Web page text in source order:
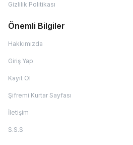
Gizlilik Politikası
Önemli Bilgiler
Hakkımızda
Giriş Yap
Kayıt Ol
Şifremi Kurtar Sayfası
İletişim
S.S.S